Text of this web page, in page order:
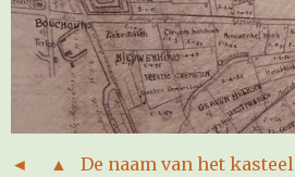
◄ ▲ De naam van het kasteel